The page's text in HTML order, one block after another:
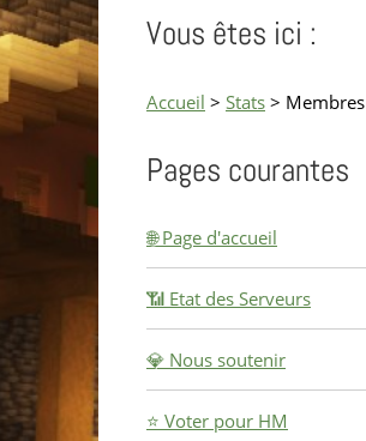
Vous êtes ici :
Accueil > Stats > Membres
Pages courantes
🌐 Page d'accueil
📶 Etat des Serveurs
💎 Nous soutenir
⭐ Voter pour HM